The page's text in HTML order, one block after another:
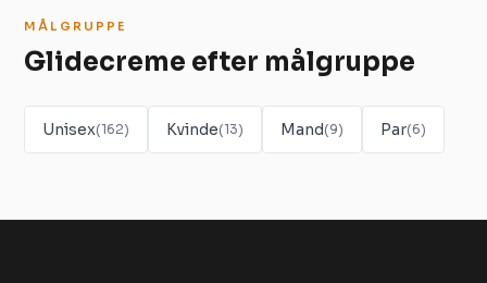
MÅLGRUPPE
Glidecreme efter målgruppe
Unisex(162) Kvinde(13) Mand(9) Par(6)